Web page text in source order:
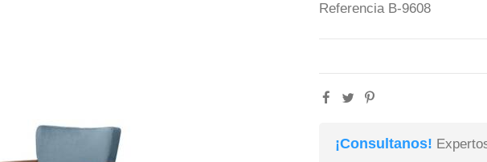
Referencia B-9608
¡Consultanos!